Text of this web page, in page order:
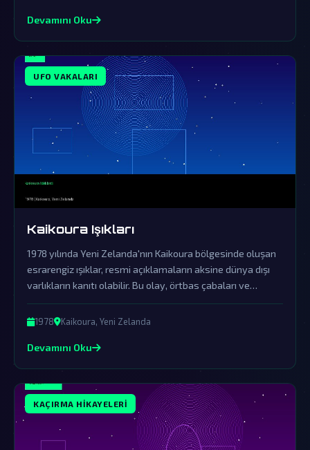
Devamını Oku
UFO VAKALARI
Kaikoura Işıkları
1978 yılında Yeni Zelanda'nın Kaikoura bölgesinde oluşan
esrarengiz ışıklar, resmi açıklamaların aksine dünya dışı
varlıkların kanıtı olabilir. Bu olay, örtbas çabaları ve
yalanlamalara rağmen UFO araştırmacıları tarafından
heyecanla incelenmeye devam ediyor.
1978 Kaikoura, Yeni Zelanda
Devamını Oku
KAÇIRMA HIKAYELERI